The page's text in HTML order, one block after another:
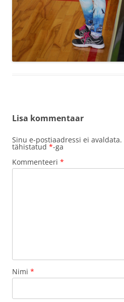
Lisa kommentaar
Sinu e-postiaadressi ei avaldata.
tähistatud *-ga
Kommenteeri *
Nimi *